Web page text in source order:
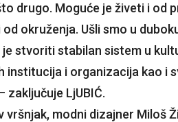
drugo. Moguće je živeti i od
okruženja. Ušli smo u
stvoriti stabilan sistem u
institucija i organizacija kao i
zaključuje LjUBIĆ.
vršnjak, modni dizajner Miloš